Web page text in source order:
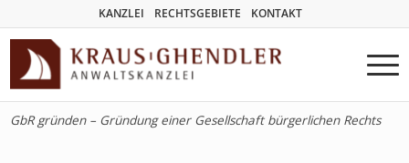
KANZLEI RECHTSGEBIETE KONTAKT
GbR gründen – Gründung einer Gesellschaft bürgerlichen Rechts